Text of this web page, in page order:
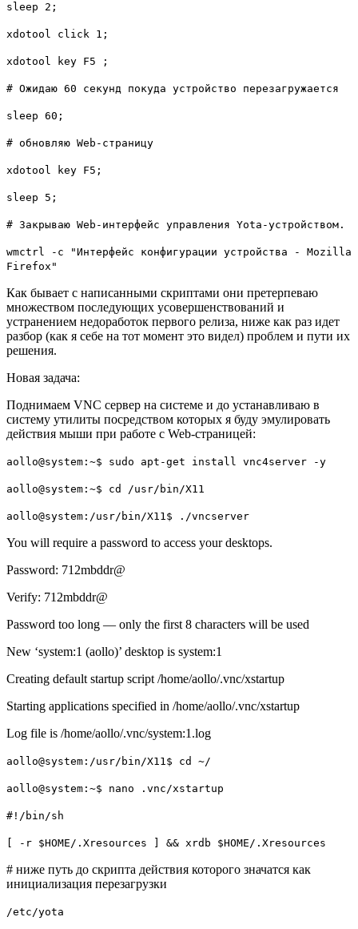
sleep 2;
xdotool click 1;
xdotool key F5 ;
# Ожидаю 60 секунд покуда устройство перезагружается
sleep 60;
# обновляю Web-страницу
xdotool key F5;
sleep 5;
# Закрываю Web-интерфейс управления Yota-устройством.
wmctrl -c "Интерфейс конфигурации устройства - Mozilla
Firefox"
Как бывает с написанными скриптами они претерпеваю
множеством последующих усовершенствований и
устранением недоработок первого релиза, ниже как раз идет
разбор (как я себе на тот момент это видел) проблем и пути их
решения.
Новая задача:
Поднимаем VNC сервер на системе и до устанавливаю в
систему утилиты посредством которых я буду эмулировать
действия мыши при работе с Web-страницей:
aollo@system:~$ sudo apt-get install vnc4server -y
aollo@system:~$ cd /usr/bin/X11
aollo@system:/usr/bin/X11$ ./vncserver
You will require a password to access your desktops.
Password: 712mbddr@
Verify: 712mbddr@
Password too long — only the first 8 characters will be used
New ‘system:1 (aollo)’ desktop is system:1
Creating default startup script /home/aollo/.vnc/xstartup
Starting applications specified in /home/aollo/.vnc/xstartup
Log file is /home/aollo/.vnc/system:1.log
aollo@system:/usr/bin/X11$ cd ~/
aollo@system:~$ nano .vnc/xstartup
#!/bin/sh
[ -r $HOME/.Xresources ] && xrdb $HOME/.Xresources
# ниже путь до скрипта действия которого значатся как
инициализация перезагрузки
/etc/yota